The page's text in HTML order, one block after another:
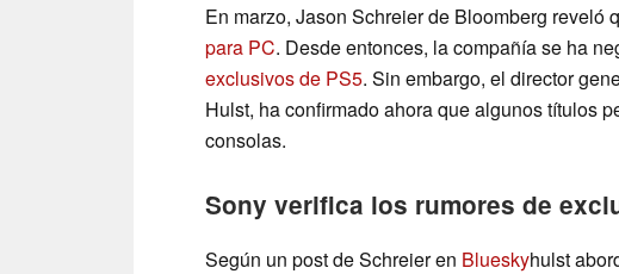
En marzo, Jason Schreier de Bloomberg reveló
para PC. Desde entonces, la compañía se ha
exclusivos de PS5. Sin embargo, el director
Hulst, ha confirmado ahora que algunos títulos
consolas.
Sony verifica los rumores de
Según un post de Schreier en Blueskyhulst